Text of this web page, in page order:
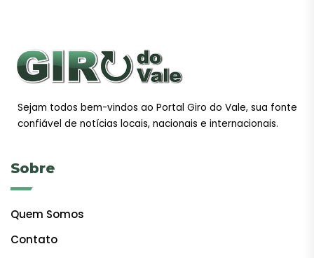
Sejam todos bem-vindos ao Portal Giro do Vale, sua fonte
confiável de notícias locais, nacionais e internacionais.
Sobre
Quem Somos
Contato